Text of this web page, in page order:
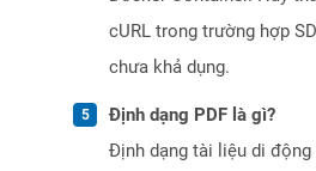
cURL trong trường hợp
chưa khả dụng.
Định dạng PDF là gì?
Định dạng tài liệu di